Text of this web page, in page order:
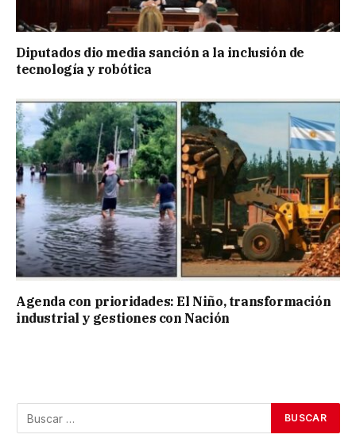
Diputados dio media sanción a la inclusión de
tecnología y robótica
Agenda con prioridades: El Niño, transformación
industrial y gestiones con Nación